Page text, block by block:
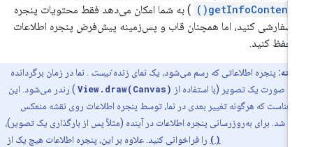
) به شما امکان می‌دهد فقط محتویات پنجره
سفارشی کنید، اما همچنان قاب و پس‌زمینه پیش‌فرض پنجره اطلاعات
حفظ کنید.
پنجره اطلاعاتی که رسم می‌شود، یک نمای زندهنیست. نما در زمان برگردانده
صورت یک تصویر (با استفاده ازView.draw(Canvas)) رندر می‌شود. این
معناست که هرگونه تغییر بعدی در نما، توسط پنجره اطلاعات روی نقشه منعکس
شد. برای به‌روزرسانی پنجره اطلاعات در آینده (مثلاً پس از بارگذاری یک تصویر)،
را فراخوانی کنید. علاوه بر این، پنجره اطلاعات هیچ یک از